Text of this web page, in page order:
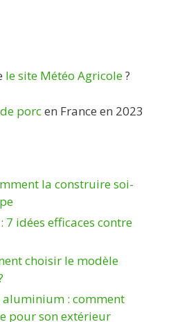
le site Météo Agricole?
porcen France en 2023
la construire soi-
idées efficaces contre
choisir le modèle
: comment
pour son extérieur